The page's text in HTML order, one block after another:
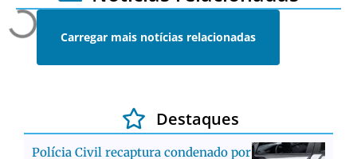
Carregar mais notícias relacionadas
Destaques
Polícia Civil recaptura condenado por